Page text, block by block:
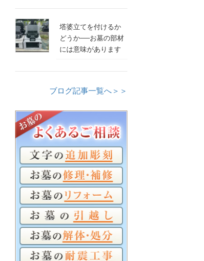
塔婆立てを付けるか
どうか──お墓の部材
には意味があります
ブログ記事一覧へ＞＞